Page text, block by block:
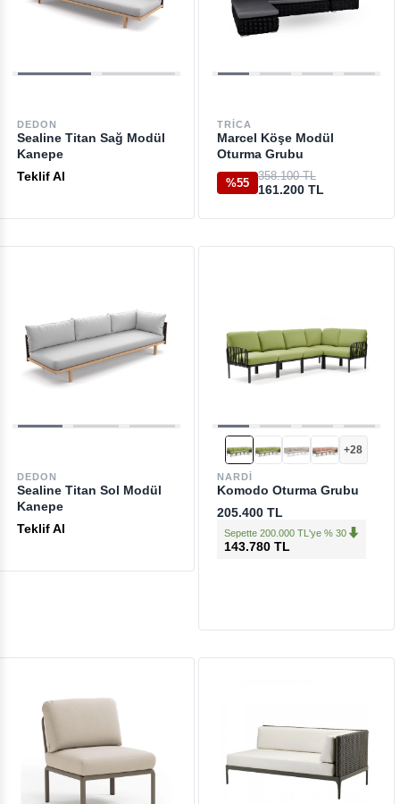
DEDON
Sealine Titan Sağ Modül
Kanepe
Teklif Al
TRICA
Marcel Köşe Modül
Oturma Grubu
%55
358.100 TL
161.200 TL
DEDON
Sealine Titan Sol Modül
Kanepe
Teklif Al
+28
NARDI
Komodo Oturma Grubu
205.400 TL
Sepette 200.000 TL'ye % 30
143.780 TL